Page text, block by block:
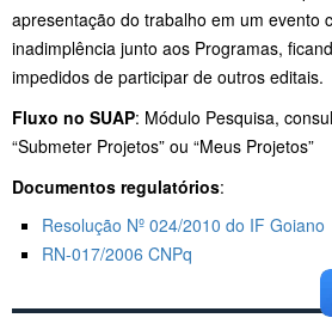
apresentação do trabalho em um evento
inadimplência junto aos Programas,
impedidos de participar de outros editais.
Fluxo no SUAP: Módulo Pesquisa,
“Submeter Projetos” ou “Meus Projetos”
Documentos regulatórios:
Resolução Nº 024/2010 do IF Goiano
RN-017/2006 CNPq